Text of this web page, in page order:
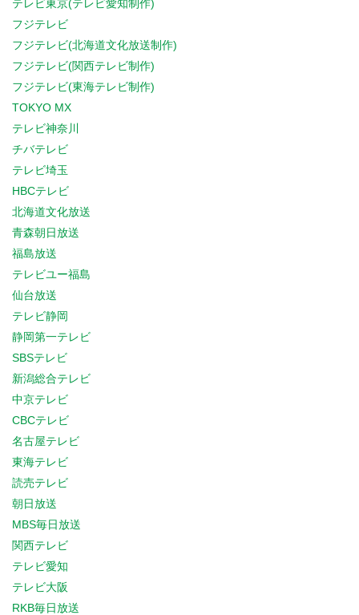
テレビ東京(テレビ愛知制作)
フジテレビ
フジテレビ(北海道文化放送制作)
フジテレビ(関西テレビ制作)
フジテレビ(東海テレビ制作)
TOKYO MX
テレビ神奈川
チバテレビ
テレビ埼玉
HBCテレビ
北海道文化放送
青森朝日放送
福島放送
テレビユー福島
仙台放送
テレビ静岡
静岡第一テレビ
SBSテレビ
新潟総合テレビ
中京テレビ
CBCテレビ
名古屋テレビ
東海テレビ
読売テレビ
朝日放送
MBS毎日放送
関西テレビ
テレビ愛知
テレビ大阪
RKB毎日放送